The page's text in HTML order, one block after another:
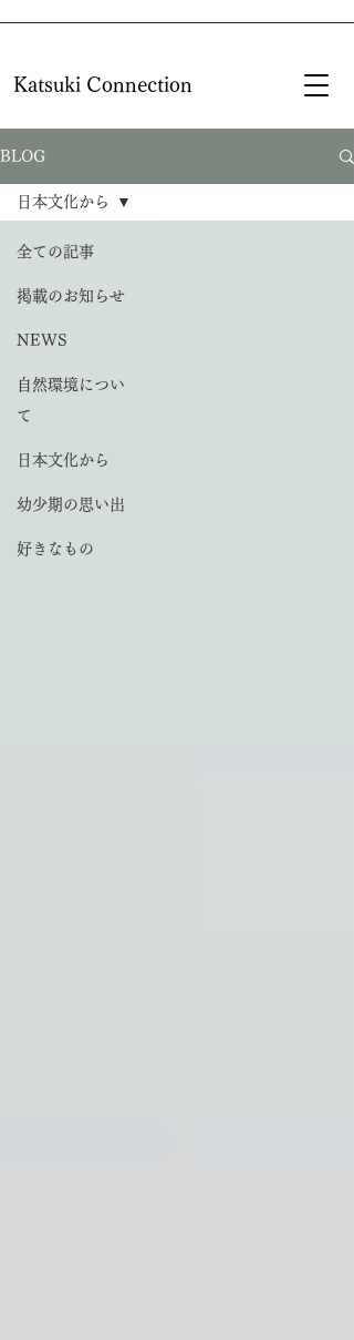
Katsuki Connection
BLOG
全ての記事
掲載のお知らせ
NEWS
自然環境につい
て
日本文化から
幼少期の思い出
好きなもの
日本文化から